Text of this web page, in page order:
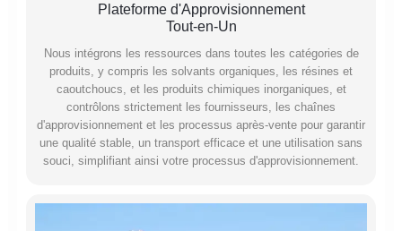
Plateforme d'Approvisionnement
Tout-en-Un
Nous intégrons les ressources dans toutes les catégories de
produits, y compris les solvants organiques, les résines et
caoutchoucs, et les produits chimiques inorganiques, et
contrôlons strictement les fournisseurs, les chaînes
d'approvisionnement et les processus après-vente pour garantir
une qualité stable, un transport efficace et une utilisation sans
souci, simplifiant ainsi votre processus d'approvisionnement.